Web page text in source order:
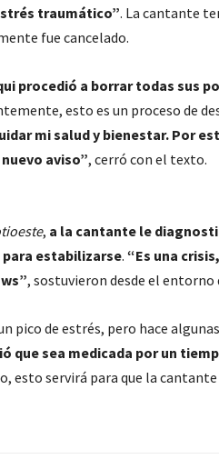
traumático”. La cantante
fue cancelado.
procedió a borrar todas sus
esto es un proceso de
mi salud y bienestar. Por
aviso”, cerró con el texto.
, a la cantante le
para estabilizarse. “Es una
, sostuvieron desde el entorno
pico de estrés, pero hace
que sea medicada por un
esto servirá para que la